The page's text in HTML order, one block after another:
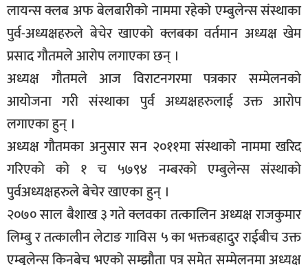
लायन्स क्लब अफ बेलबारीको नाममा रहेको एम्बुलेन्स संस्थाका
पुर्व-अध्यक्षहरुले बेचेर खाएको क्लबका वर्तमान अध्यक्ष खेम
प्रसाद गौतमले आरोप लगाएका छन् ।
अध्यक्ष गौतमले आज विराटनगरमा पत्रकार सम्मेलनको
आयोजना गरी संस्थाका पुर्व अध्यक्षहरुलाई उक्त आरोप
लगाएका हुन् ।
अध्यक्ष गौतमका अनुसार सन २०११मा संस्थाको नाममा खरिद
गरिएको को १ च ५७९४ नम्बरको एम्बुलेन्स संस्थाको
पुर्वअध्यक्षहरुले बेचेर खाएका हुन् ।
२०७० साल बैशाख ३ गते क्लवका तत्कालिन अध्यक्ष राजकुमार
लिम्बु र तत्कालीन लेटाङ गाविस ५ का भक्तबहादुर राईबीच उक्त
एम्बुलेन्स किनबेच भएको सम्झौता पत्र समेत सम्मेलनमा अध्यक्ष